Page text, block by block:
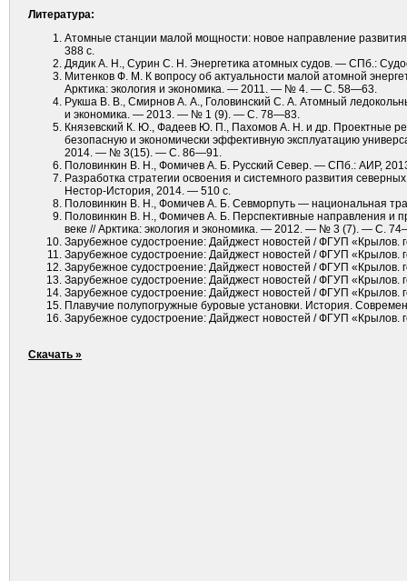
Литература:
Атомные станции малой мощности: новое направление
388 с.
Дядик А. Н., Сурин С. Н. Энергетика атомных судов. — СПб.:
Митенков Ф. М. К вопросу об актуальности малой атомной
Арктика: экология и экономика. — 2011. — № 4. — С. 58—63.
Рукша В. В., Смирнов А. А., Головинский С. А. Атомный
и экономика. — 2013. — № 1 (9). — С. 78—83.
Князевский К. Ю., Фадеев Ю. П., Пахомов А. Н. и др. Проектные
безопасную и экономически эффективную эксплуатацию
2014. — № 3(15). — С. 86—91.
Половинкин В. Н., Фомичев А. Б. Русский Север. — СПб.: АИР,
Разработка стратегии освоения и системного развития
Нестор-История, 2014. — 510 с.
Половинкин В. Н., Фомичев А. Б. Севморпуть — национальная
Половинкин В. Н., Фомичев А. Б. Перспективные направления и
веке // Арктика: экология и экономика. — 2012. — № 3 (7). — С.
Зарубежное судостроение: Дайджест новостей / ФГУП
Зарубежное судостроение: Дайджест новостей / ФГУП
Зарубежное судостроение: Дайджест новостей / ФГУП
Зарубежное судостроение: Дайджест новостей / ФГУП
Зарубежное судостроение: Дайджест новостей / ФГУП
Плавучие полупогружные буровые установки. История.
Зарубежное судостроение: Дайджест новостей / ФГУП
Скачать »